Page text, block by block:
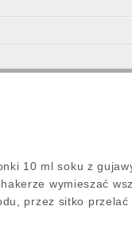
10 ml soku z
wymieszać
przez sitko przelać